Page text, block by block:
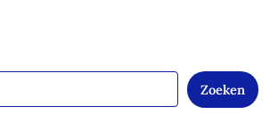
Zoeken